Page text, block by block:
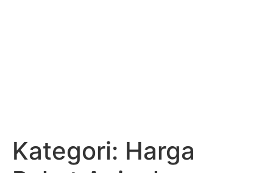
Kategori: Harga